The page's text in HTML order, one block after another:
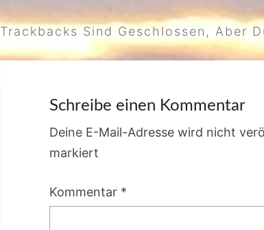
Trackbacks Sind Geschlossen, Aber
Schreibe einen Kommentar
Deine E-Mail-Adresse wird nicht
markiert
Kommentar *